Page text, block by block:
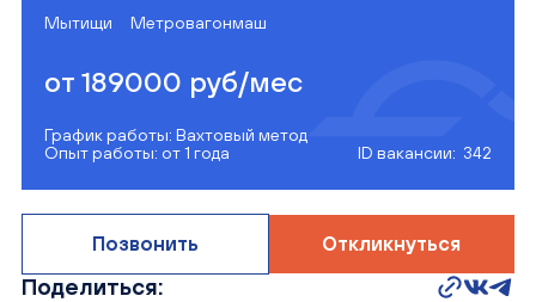
Мытищи Метровагонмаш
от 189000 руб/мес
График работы: Вахтовый метод
Опыт работы: от 1 года
ID вакансии: 342
Позвонить Откликнуться
Поделиться: